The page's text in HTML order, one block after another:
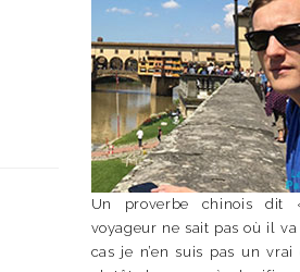
Un proverbe chinois dit
voyageur ne sait pas où il
cas je n’en suis pas un vrai